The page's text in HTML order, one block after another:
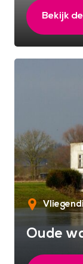
Bekijk
Oude